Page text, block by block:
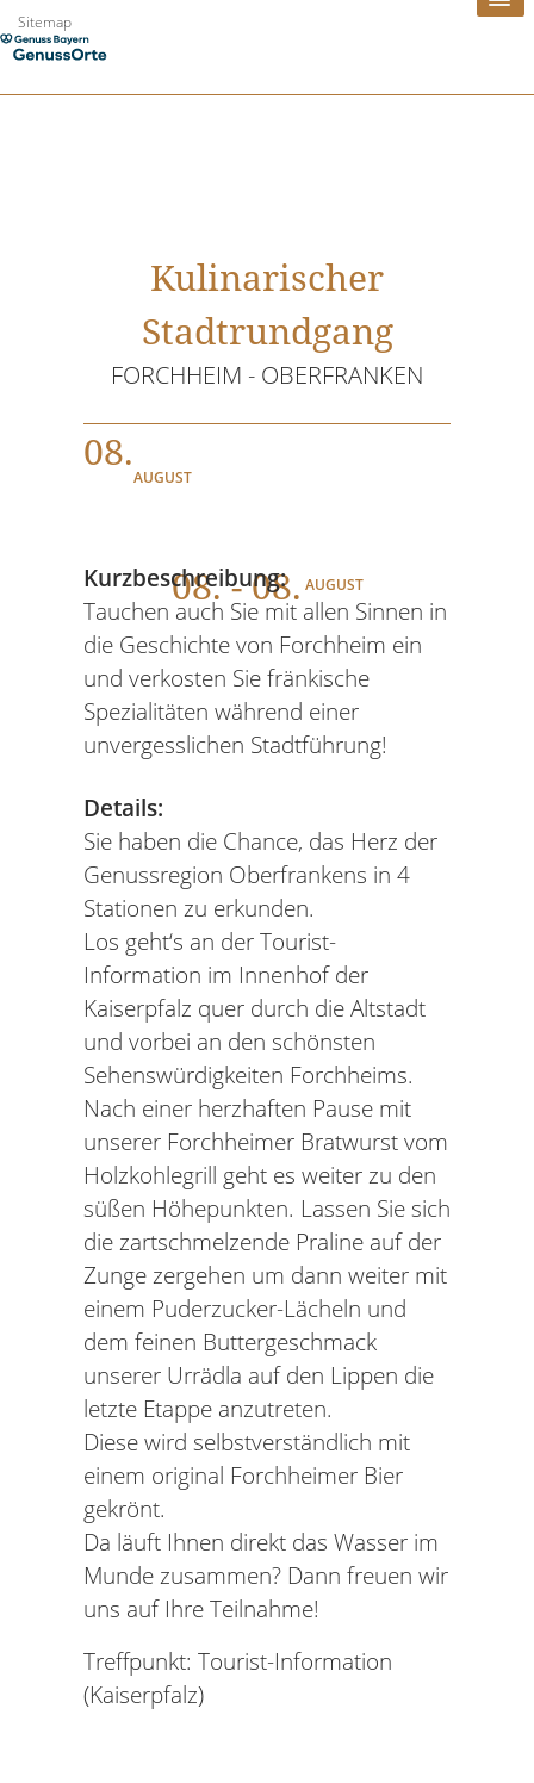
Zum
Inhalt
Sitemap
Kulinarischer
Stadtrundgang
FORCHHEIM - OBERFRANKEN
08.
AUGUST
08. - 08. AUGUST
Kurzbeschreibung:
Tauchen auch Sie mit allen Sinnen in
die Geschichte von Forchheim ein
und verkosten Sie fränkische
Spezialitäten während einer
unvergesslichen Stadtführung!
Details:
Sie haben die Chance, das Herz der
Genussregion Oberfrankens in 4
Stationen zu erkunden.
Los geht‘s an der Tourist-
Information im Innenhof der
Kaiserpfalz quer durch die Altstadt
und vorbei an den schönsten
Sehenswürdigkeiten Forchheims.
Nach einer herzhaften Pause mit
unserer Forchheimer Bratwurst vom
Holzkohlegrill geht es weiter zu den
süßen Höhepunkten. Lassen Sie sich
die zartschmelzende Praline auf der
Zunge zergehen um dann weiter mit
einem Puderzucker-Lächeln und
dem feinen Buttergeschmack
unserer Urrädla auf den Lippen die
letzte Etappe anzutreten.
Diese wird selbstverständlich mit
einem original Forchheimer Bier
gekrönt.
Da läuft Ihnen direkt das Wasser im
Munde zusammen? Dann freuen wir
uns auf Ihre Teilnahme!
Treffpunkt: Tourist-Information
(Kaiserpfalz)